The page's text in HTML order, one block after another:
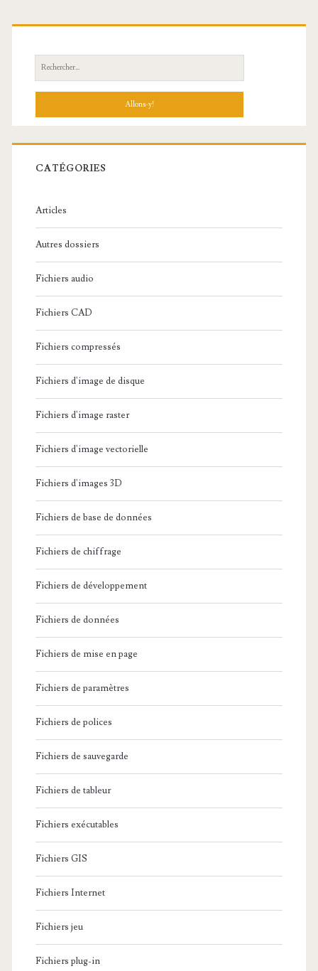
R
e
h
r
c
:
CATÉGORIES
Articles
Autres dossiers
Fichiers audio
Fichiers CAD
Fichiers compressés
Fichiers d'image de disque
Fichiers d'image raster
Fichiers d'image vectorielle
Fichiers d'images 3D
Fichiers de base de données
Fichiers de chiffrage
Fichiers de développement
Fichiers de données
Fichiers de mise en page
Fichiers de paramètres
Fichiers de polices
Fichiers de sauvegarde
Fichiers de tableur
Fichiers exécutables
Fichiers GIS
Fichiers Internet
Fichiers jeu
Fichiers plug-in